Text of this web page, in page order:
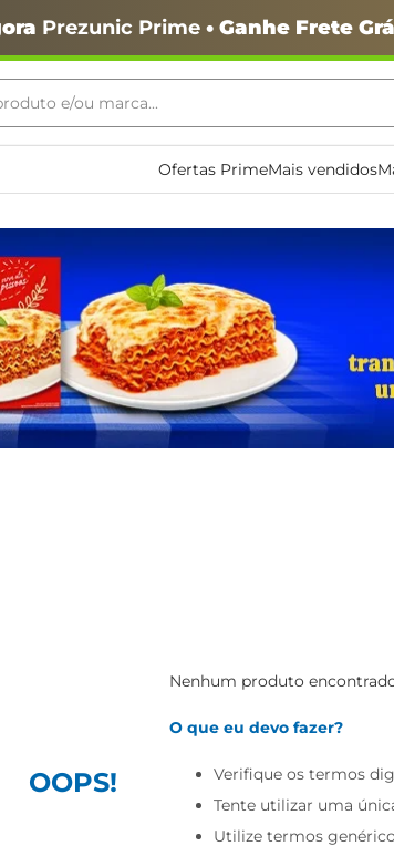
Prezunic Prime• Ganhe Frete
e/ou marca...
Ofertas PrimeMais vendidos
OOPS!
Nenhum produto
O que eu devo fazer?
Verifique os termos
Tente utilizar uma
Utilize termos